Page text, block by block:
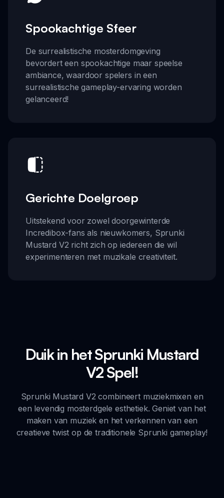
Spookachtige Sfeer
De surrealistische mosterdomgeving
bevordert een spookachtige maar speelse
ambiance, waardoor spelers in een
surrealistische gameplay-ervaring worden
gelanceerd!
Gerichte Doelgroep
Uitstekend voor zowel doorgewinterde
Incredibox-fans als nieuwkomers, Sprunki
Mustard V2 richt zich op iedereen die wil
experimenteren met muzikale creativiteit.
Duik in het Sprunki Mustard
V2 Spel!
Sprunki Mustard V2 combineert muziekmixen en
een levendig mosterdgele esthetiek. Geniet van het
maken van muziek en het verkennen van een
creatieve twist op de traditionele Sprunki gameplay!